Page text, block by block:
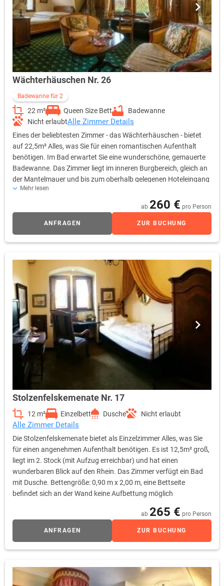
Wächterhäuschen Nr. 26
Badewanne für 2
22 m² Queen Size Bett
Badewanne
Nicht erlaubtAlle Zimmer Details
Eines der beliebtesten Zimmer - das Wächterhäuschen - bietet
auf 22,5m² Alles, was Sie für einen romantischen Aufenthalt
benötigen. Im Bad erwartet Sie eine wunderschöne, gemauerte
Badewanne. Das Zimmer liegt im inneren Burgbereich, gleich an
der Mantelmauer und bis zum oberhalb gelegenen Hoteleingang
sind es nur wenige Schritte. Bettengröße: je 0,70 m x 2,00 m
Mehr lesen
ab 260 € pro Person
ANFRAGEN ZUR BUCHUNG
Stolzenfelskemenate Nr. 17
12 m² Einzelbett Dusche Nicht erlaubt
Alle Zimmer Details
Die Stolzenfelskemenate bietet als Einzelzimmer Alles, was Sie
für einen angenehmen Aufenthalt benötigen. Es ist 12,5m² groß,
liegt im 2. Stock (mit Aufzug erreichbar) und hat einen
wunderbaren Blick auf den Rhein. Das Zimmer verfügt ein Bad
mit Dusche. Bettengröße: 0,90 m x 2,00 m, eine Bettseite
befindet sich an der Wand keine Aufbettung möglich
ab 265 € pro Person
ANFRAGEN ZUR BUCHUNG